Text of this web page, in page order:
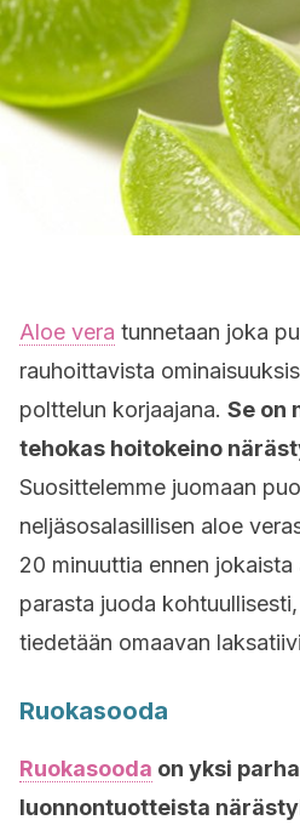
Aloe vera tunnetaan joka
rauhoittavista
polttelun korjaajana. Se on
tehokas hoitokeino
Suosittelemme juomaan
neljäsosalasillisen aloe
20 minuuttia ennen jokaista
parasta juoda
tiedetään omaavan
Ruokasooda
Ruokasooda on yksi
luonnontuotteista